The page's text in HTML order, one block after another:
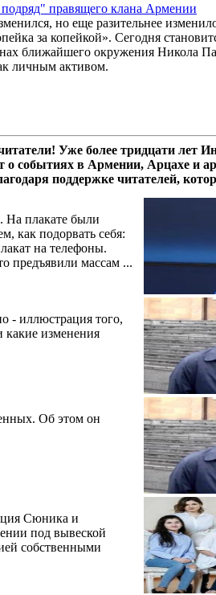
правящего клана Армении
но еще разительнее
за копейкой». Сегодня
ближайшего окружения Никола
личным активом.
На плакате были
как подорвать себя:
на телефоны.
предъявили массам ...
- иллюстрация того,
какие изменения
Об этом он
Сюника и
под вывеской
собственными
Уже более тридцати лет
о событиях в Армении, Арцахе и
поддержке читателей,